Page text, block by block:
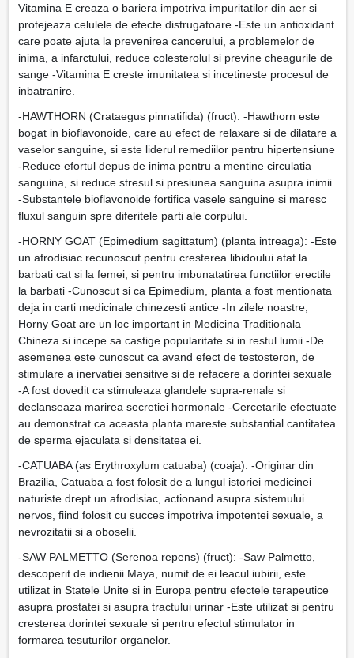
Vitamina E creaza o bariera impotriva impuritatilor din aer si
protejeaza celulele de efecte distrugatoare -Este un antioxidant
care poate ajuta la prevenirea cancerului, a problemelor de
inima, a infarctului, reduce colesterolul si previne cheagurile de
sange -Vitamina E creste imunitatea si incetineste procesul de
inbatranire.
-HAWTHORN (Crataegus pinnatifida) (fruct): -Hawthorn este
bogat in bioflavonoide, care au efect de relaxare si de dilatare a
vaselor sanguine, si este liderul remediilor pentru hipertensiune
-Reduce efortul depus de inima pentru a mentine circulatia
sanguina, si reduce stresul si presiunea sanguina asupra inimii
-Substantele bioflavonoide fortifica vasele sanguine si maresc
fluxul sanguin spre diferitele parti ale corpului.
-HORNY GOAT (Epimedium sagittatum) (planta intreaga): -Este
un afrodisiac recunoscut pentru cresterea libidoului atat la
barbati cat si la femei, si pentru imbunatatirea functiilor erectile
la barbati -Cunoscut si ca Epimedium, planta a fost mentionata
deja in carti medicinale chinezesti antice -In zilele noastre,
Horny Goat are un loc important in Medicina Traditionala
Chineza si incepe sa castige popularitate si in restul lumii -De
asemenea este cunoscut ca avand efect de testosteron, de
stimulare a inervatiei sensitive si de refacere a dorintei sexuale
-A fost dovedit ca stimuleaza glandele supra-renale si
declanseaza marirea secretiei hormonale -Cercetarile efectuate
au demonstrat ca aceasta planta mareste substantial cantitatea
de sperma ejaculata si densitatea ei.
-CATUABA (as Erythroxylum catuaba) (coaja): -Originar din
Brazilia, Catuaba a fost folosit de a lungul istoriei medicinei
naturiste drept un afrodisiac, actionand asupra sistemului
nervos, fiind folosit cu succes impotriva impotentei sexuale, a
nevrozitatii si a oboselii.
-SAW PALMETTO (Serenoa repens) (fruct): -Saw Palmetto,
descoperit de indienii Maya, numit de ei leacul iubirii, este
utilizat in Statele Unite si in Europa pentru efectele terapeutice
asupra prostatei si asupra tractului urinar -Este utilizat si pentru
cresterea dorintei sexuale si pentru efectul stimulator in
formarea tesuturilor organelor.